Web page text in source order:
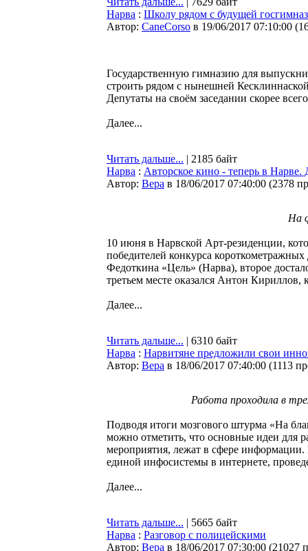
Нарва : Школу рядом с будущей
Автор: CaneCorso в 19/06/2017 07:10:00 (
Государственную гимназию для
строить рядом с нынешней
Депутаты на своём заседании скорее
Далее...
Читать дальше... | 2185 байт
Нарва : Авторское кино - теперь в Нарве.
Автор: Bepa в 18/06/2017 07:40:00 (2378
На
10 июня в Нарвской Арт-резиденции,
победителей конкурса
Федоткина «Цель» (Нарва), второе
третьем месте оказался Антон
Далее...
Читать дальше... | 6310 байт
Нарва : Нарвитяне предложили свои
Автор: Bepa в 18/06/2017 07:40:00 (1113
Работа проходила в
Подводя итоги мозгового штурма «На
можно отметить, что основные идеи для
мероприятия, лежат в сфере
единой инфосистемы в интернете,
Далее...
Читать дальше... | 5665 байт
Нарва : Разговор с полицейскими
Автор: Bepa в 18/06/2017 07:30:00 (21027